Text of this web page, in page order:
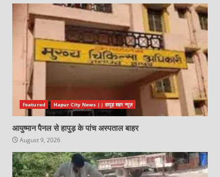
Featured Hapur City News || हापुड़ शहर न्यूज़
आयुष्मान पैनल से हापुड़ के पांच अस्पताल बाहर
August 9, 2026